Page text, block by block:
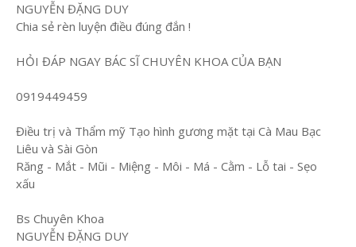
NGUYỄN ĐẶNG DUY
Chia sẻ rèn luyện điều đúng đắn !
HỎI ĐÁP NGAY BÁC SĨ CHUYÊN KHOA CỦA BẠN
0919449459
Điều trị và Thẩm mỹ Tạo hình gương mặt tại Cà Mau Bạc
Liêu và Sài Gòn
Răng - Mắt - Mũi - Miệng - Môi - Má - Cằm - Lỗ tai - Sẹo
xấu
Bs Chuyên Khoa
NGUYỄN ĐẶNG DUY